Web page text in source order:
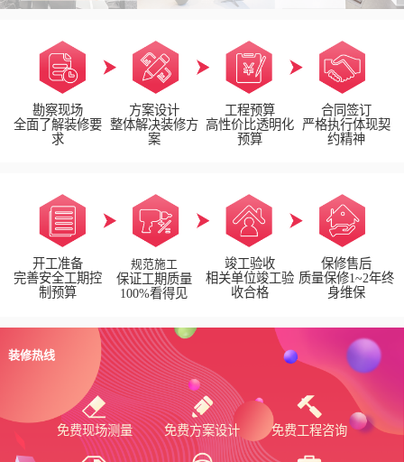
勘察现场
全面了解装修要
求
方案设计
整体解决装修方
案
工程预算
高性价比透明化
预算
合同签订
严格执行体现契
约精神
开工准备
完善安全工期控
制预算
规范施工
保证工期质量
100%看得见
竣工验收
相关单位竣工验
收合格
保修售后
质量保修1~2年终
身维保
装修热线
免费现场测量 免费方案设计 免费工程咨询